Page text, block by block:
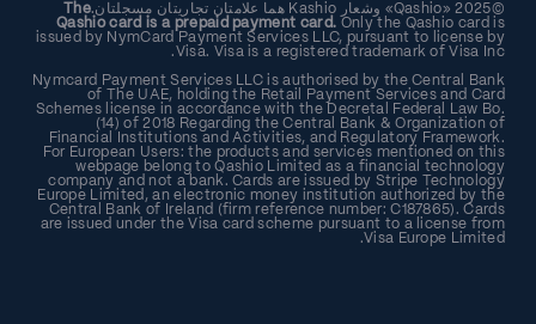
©2025 «Qashio» وشعار Kashio هما علامتان تجاريتان مسجلتان.
The
Qashio card is a prepaid payment card. Only the Qashio card is
issued by NymCard Payment Services LLC, pursuant to license by
Visa. Visa is a registered trademark of Visa Inc.
Nymcard Payment Services LLC is authorised by the Central Bank
of The UAE, holding the Retail Payment Services and Card
Schemes license in accordance with the Decretal Federal Law Bo.
(14) of 2018 Regarding the Central Bank & Organization of
Financial Institutions and Activities, and Regulatory Framework.
For European Users: the products and services mentioned on this
webpage belong to Qashio Limited as a financial technology
company and not a bank. Cards are issued by Stripe Technology
Europe Limited, an electronic money institution authorized by the
Central Bank of Ireland (firm reference number: C187865). Cards
are issued under the Visa card scheme pursuant to a license from
Visa Europe Limited.